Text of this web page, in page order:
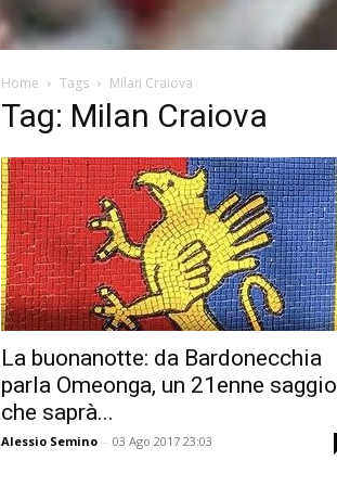
Home Tags Milan Craiova
Tag: Milan Craiova
La buonanotte: da Bardonecchia
parla Omeonga, un 21enne saggio
che saprà...
Alessio Semino - 03 Ago 2017 23:03